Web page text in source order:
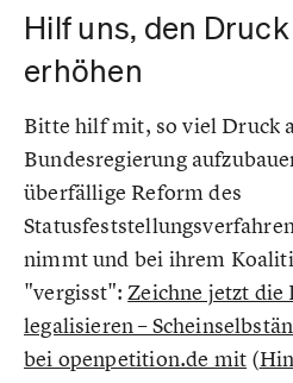
Hilf uns, den
erhöhen
Bitte hilf mit, so viel Druck
Bundesregierung
überfällige Reform des
nimmt und bei ihrem
"vergisst":Zeichne jetzt
legalisieren –
bei openpetition.de mit (